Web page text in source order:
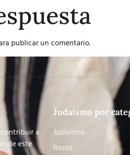
publicar un comentario.
a
este
Judaísmo por
Judaísmo
Rezos